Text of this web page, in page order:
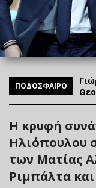
ΠΟΔΟΣΦΑΙΡΟ
Η κρυφή
Ηλιόπουλου
των Ματίας
Ριμπάλτα